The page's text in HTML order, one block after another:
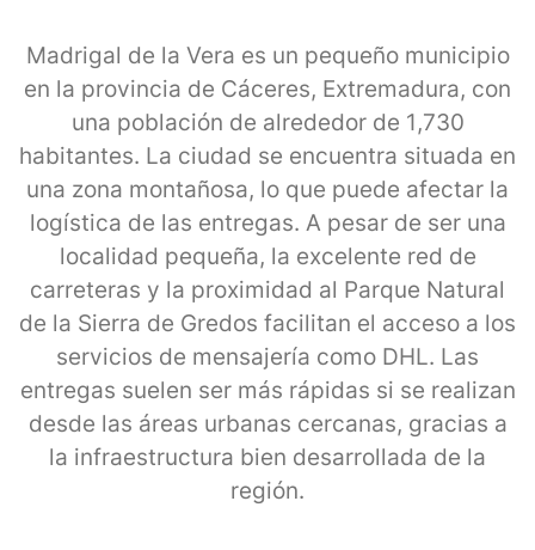
Madrigal de la Vera es un pequeño municipio
en la provincia de Cáceres, Extremadura, con
una población de alrededor de 1,730
habitantes. La ciudad se encuentra situada en
una zona montañosa, lo que puede afectar la
logística de las entregas. A pesar de ser una
localidad pequeña, la excelente red de
carreteras y la proximidad al Parque Natural
de la Sierra de Gredos facilitan el acceso a los
servicios de mensajería como DHL. Las
entregas suelen ser más rápidas si se realizan
desde las áreas urbanas cercanas, gracias a
la infraestructura bien desarrollada de la
región.